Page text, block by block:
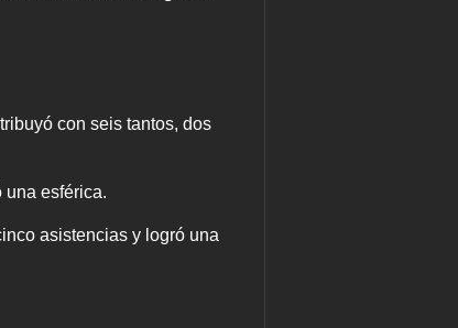
con seis tantos, dos
una esférica.
asistencias y logró una